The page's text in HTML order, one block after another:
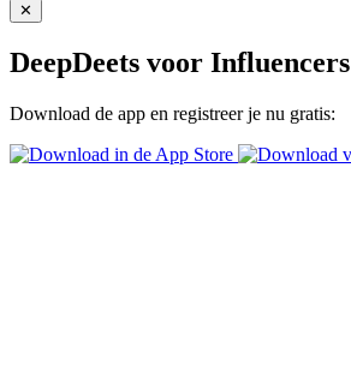
✕
DeepDeets voor Influencers
Download de app en registreer je nu gratis: